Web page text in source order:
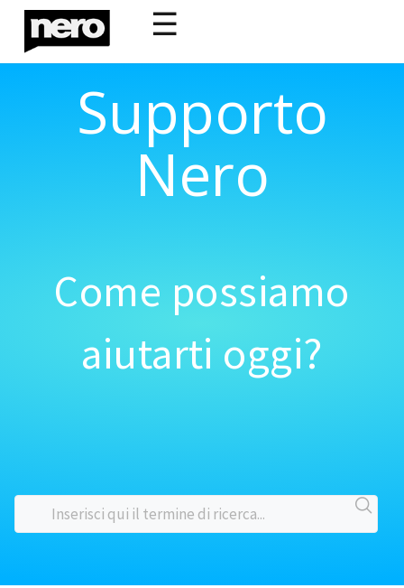
☰
Supporto
Nero
Come possiamo
aiutarti oggi?